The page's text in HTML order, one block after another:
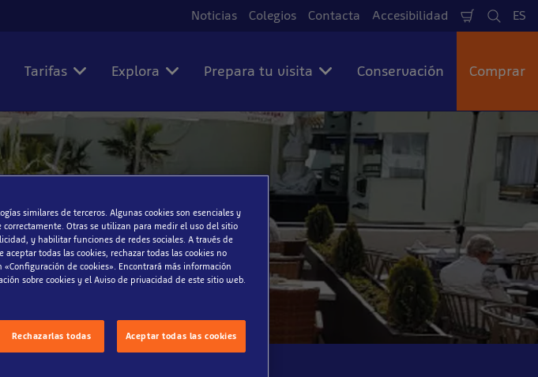
Noticias Colegios Contacta Accesibilidad
Cesta
de
Buscar
ES
Tarifas Explora Prepara tu visita Conservación Comprar
similares de terceros. Algunas cookies son esenciales y
Otras se utilizan para medir el uso del sitio
y habilitar funciones de redes sociales. A través de
todas las cookies, rechazar todas las cookies no
de cookies». Encontrará más información
sobre cookies y el Aviso de privacidad de este sitio web.
Rechazarlas todas Aceptar todas las cookies